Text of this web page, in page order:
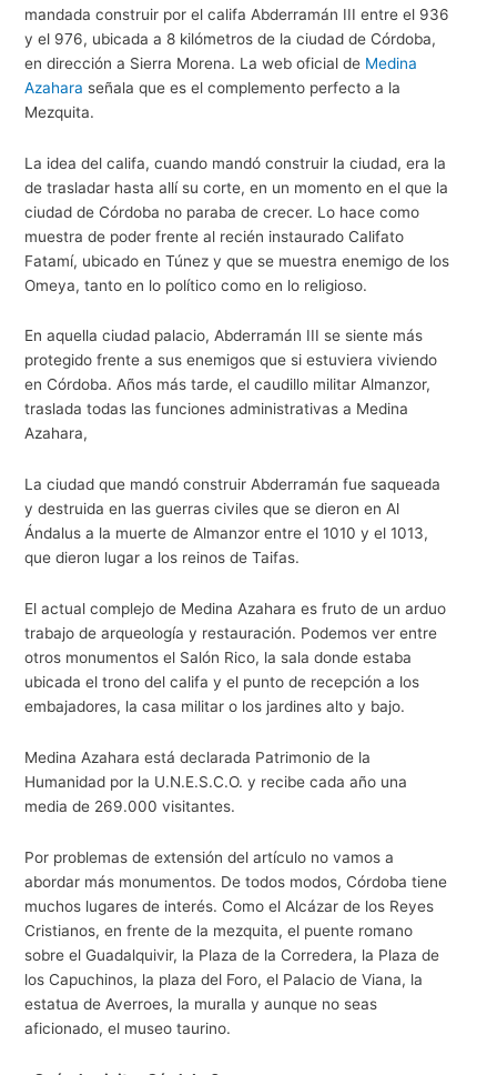
mandada construir por el califa Abderramán III entre el 936
y el 976, ubicada a 8 kilómetros de la ciudad de Córdoba,
en dirección a Sierra Morena. La web oficial de Medina
Azahara señala que es el complemento perfecto a la
Mezquita.
La idea del califa, cuando mandó construir la ciudad, era la
de trasladar hasta allí su corte, en un momento en el que la
ciudad de Córdoba no paraba de crecer. Lo hace como
muestra de poder frente al recién instaurado Califato
Fatamí, ubicado en Túnez y que se muestra enemigo de los
Omeya, tanto en lo político como en lo religioso.
En aquella ciudad palacio, Abderramán III se siente más
protegido frente a sus enemigos que si estuviera viviendo
en Córdoba. Años más tarde, el caudillo militar Almanzor,
traslada todas las funciones administrativas a Medina
Azahara,
La ciudad que mandó construir Abderramán fue saqueada
y destruida en las guerras civiles que se dieron en Al
Ándalus a la muerte de Almanzor entre el 1010 y el 1013,
que dieron lugar a los reinos de Taifas.
El actual complejo de Medina Azahara es fruto de un arduo
trabajo de arqueología y restauración. Podemos ver entre
otros monumentos el Salón Rico, la sala donde estaba
ubicada el trono del califa y el punto de recepción a los
embajadores, la casa militar o los jardines alto y bajo.
Medina Azahara está declarada Patrimonio de la
Humanidad por la U.N.E.S.C.O. y recibe cada año una
media de 269.000 visitantes.
Por problemas de extensión del artículo no vamos a
abordar más monumentos. De todos modos, Córdoba tiene
muchos lugares de interés. Como el Alcázar de los Reyes
Cristianos, en frente de la mezquita, el puente romano
sobre el Guadalquivir, la Plaza de la Corredera, la Plaza de
los Capuchinos, la plaza del Foro, el Palacio de Viana, la
estatua de Averroes, la muralla y aunque no seas
aficionado, el museo taurino.